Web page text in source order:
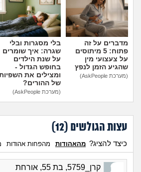
מדברים על זה
פתוח: 5 מיתוסים
על צעצועי מין
שהגיע הזמן לנפץ
(מערכת AskPeople)
בלי מסגרות ובלי
שגרה: איך שומרים
על שנת הילדים
בחופש הגדול -
ומצילים את
של ההורים?
(מערכת AskPeople)
עצות הגולשים (12
)
כיצד להציג? מהאהודות מהפחות אהודות
קרן_5759, בת 55, אורחת